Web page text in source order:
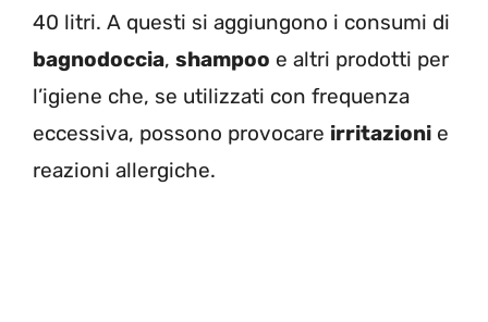
40 litri. A questi si aggiungono i consumi di
bagnodoccia, shampoo e altri prodotti per
l’igiene che, se utilizzati con frequenza
eccessiva, possono provocare irritazioni e
reazioni allergiche.